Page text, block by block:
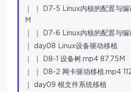
｜ ｜ D7-5 Linux内核的配置与
M
｜ ｜ D7-6 Linux内核的配置与
｜ day08 Linux设备驱动移植
｜ ｜ D8-1 设备树.mp4 87.75M
｜ ｜ D8-2 网卡驱动移植.mp4
｜ day09 根文件系统移植